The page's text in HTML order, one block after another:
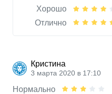
Хорошо
Отлично
Кристина
3 марта 2020 в 17:10
Нормально